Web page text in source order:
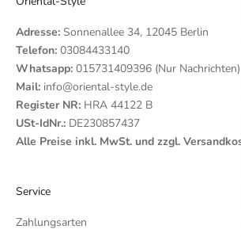
Adresse: Sonnenallee 34, 12045 Berlin
Telefon: 03084433140
Whatsapp: 015731409396 (Nur Nachrichten)
Mail: info@oriental-style.de
Register NR: HRA 44122 B
USt-IdNr.: DE230857437
Alle Preise inkl. MwSt. und zzgl.
Service
Zahlungsarten